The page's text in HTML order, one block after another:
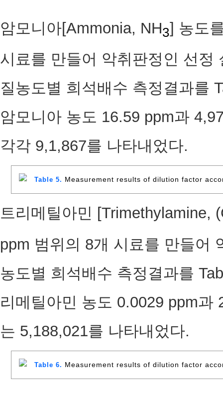
암모니아[Ammonia, NH3] 농도
시료를 만들어 악취판정인 선정
질농도별 희석배수 측정결과를
암모니아 농도 16.59 ppm과
각각 9,1,867를 나타내었다.
Table 5. Measurement results of dilution factor
트리메틸아민 [Trimethylamine,
ppm 범위의 8개 시료를 만들어
농도별 희석배수 측정결과를
리메틸아민 농도 0.0029 ppm과
는 5,188,021를 나타내었다.
Table 6. Measurement results of dilution factor